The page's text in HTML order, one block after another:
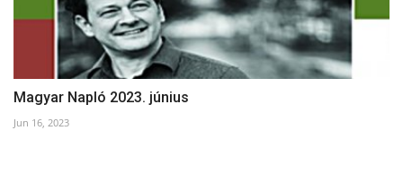
Magyar Napló 2023. június
Jun 16, 2023